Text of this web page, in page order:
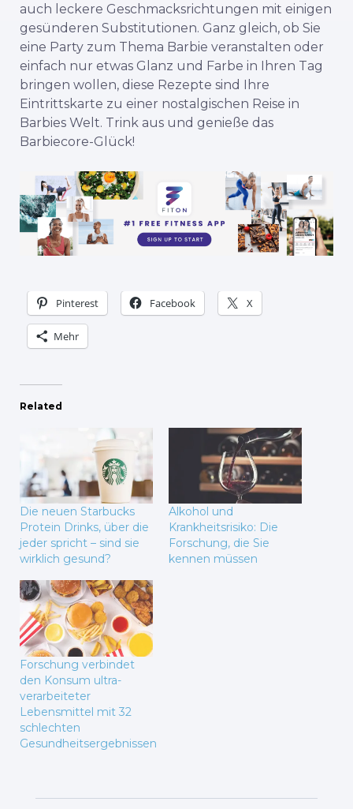
auch leckere Geschmacksrichtungen mit einigen
gesünderen Substitutionen. Ganz gleich, ob Sie
eine Party zum Thema Barbie veranstalten oder
einfach nur etwas Glanz und Farbe in Ihren Tag
bringen wollen, diese Rezepte sind Ihre
Eintrittskarte zu einer nostalgischen Reise in
Barbies Welt. Trink aus und genieße das
Barbiecore-Glück!
Pinterest Facebook X
Mehr
Related
Die neuen Starbucks
Protein Drinks, über die
jeder spricht – sind sie
wirklich gesund?
Alkohol und
Krankheitsrisiko: Die
Forschung, die Sie
kennen müssen
Forschung verbindet
den Konsum ultra-
verarbeiteter
Lebensmittel mit 32
schlechten
Gesundheitsergebnissen